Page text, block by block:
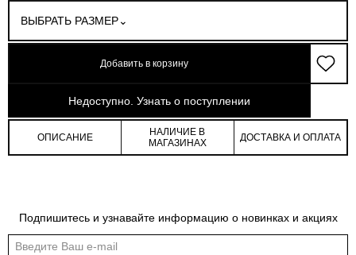
ВЫБРАТЬ РАЗМЕР
Добавить в корзину
Недоступно. Узнать о поступлении
арт: 0-89102_20284-008
Общая таблица размеров показывает нашу стандартную размерную линейку
Международный
ОПИСАНИЕ
НАЛИЧИЕ В
МАГАЗИНАХ
ДОСТАВКА И ОПЛАТА
Подпишитесь и узнавайте информацию о новинках и акциях